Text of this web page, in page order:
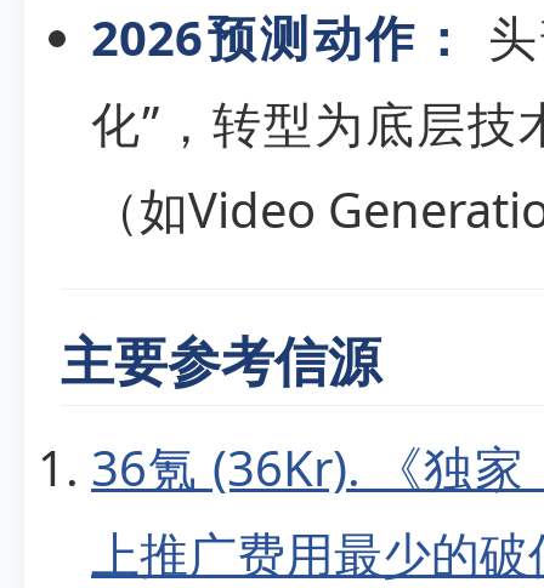
2026预测动作：
化”，转型为底层
（如Video
主要参考信源
36氪 (36Kr). 《独
上推广费用最少的